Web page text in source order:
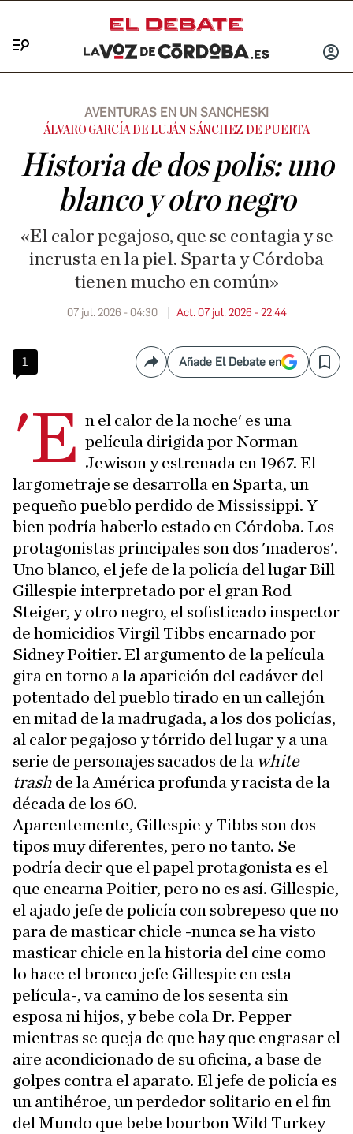
INICIAR
AVENTURAS EN UN SANCHESKI
ÁLVARO GARCÍA DE LUJÁN SÁNCHEZ DE PUERTA
Historia de dos polis: uno
blanco y otro negro
«El calor pegajoso, que se contagia y se
incrusta en la piel. Sparta y Córdoba
tienen mucho en común»
07 jul. 2026 - 04:30 Act. 07 jul. 2026 - 22:44
1 CompartirAñade El Debate en Save
'E n el calor de la noche' es una
película dirigida por Norman
Jewison y estrenada en 1967. El
largometraje se desarrolla en Sparta, un
pequeño pueblo perdido de Mississippi. Y
bien podría haberlo estado en Córdoba. Los
protagonistas principales son dos 'maderos'.
Uno blanco, el jefe de la policía del lugar Bill
Gillespie interpretado por el gran Rod
Steiger, y otro negro, el sofisticado inspector
de homicidios Virgil Tibbs encarnado por
Sidney Poitier. El argumento de la película
gira en torno a la aparición del cadáver del
potentado del pueblo tirado en un callejón
en mitad de la madrugada, a los dos policías,
al calor pegajoso y tórrido del lugar y a una
serie de personajes sacados de la white
trash de la América profunda y racista de la
década de los 60.
Aparentemente, Gillespie y Tibbs son dos
tipos muy diferentes, pero no tanto. Se
podría decir que el papel protagonista es el
que encarna Poitier, pero no es así. Gillespie,
el ajado jefe de policía con sobrepeso que no
para de masticar chicle -nunca se ha visto
masticar chicle en la historia del cine como
lo hace el bronco jefe Gillespie en esta
película-, va camino de los sesenta sin
esposa ni hijos, y bebe cola Dr. Pepper
mientras se queja de que hay que engrasar el
aire acondicionado de su oficina, a base de
golpes contra el aparato. El jefe de policía es
un antihéroe, un perdedor solitario en el fin
del Mundo que bebe bourbon Wild Turkey